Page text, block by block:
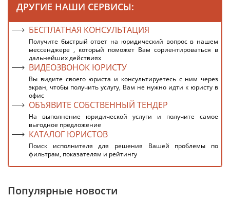
ДРУГИЕ НАШИ СЕРВИСЫ:
БЕСПЛАТНАЯ КОНСУЛЬТАЦИЯ
Получите быстрый ответ на юридический вопрос в нашем
мессенджере , который поможет Вам сориентироваться в
дальнейших действиях
ВИДЕОЗВОНОК ЮРИСТУ
Вы видите своего юриста и консультируетесь с ним через
экран, чтобы получить услугу, Вам не нужно идти к юристу в
офис
ОБЪЯВИТЕ СОБСТВЕННЫЙ ТЕНДЕР
На выполнение юридической услуги и получите самое
выгодное предложение
КАТАЛОГ ЮРИСТОВ
Поиск исполнителя для решения Вашей проблемы по
фильтрам, показателям и рейтингу
Популярные новости